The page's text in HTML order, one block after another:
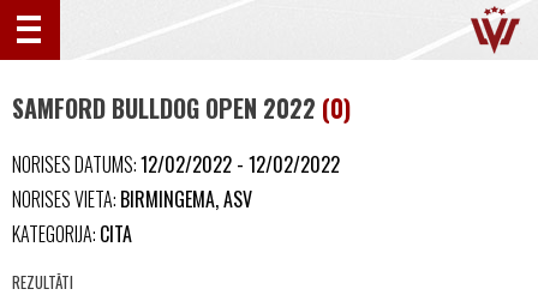
SAMFORD BULLDOG OPEN 2022 (0)
NORISES DATUMS:12/02/2022 - 12/02/2022
NORISES VIETA: BIRMINGEMA, ASV
KATEGORIJA: CITA
REZULTĀTI